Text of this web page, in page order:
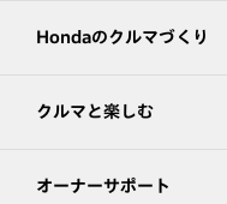
Hondaのクルマづくり
クルマと楽しむ
オーナーサポート